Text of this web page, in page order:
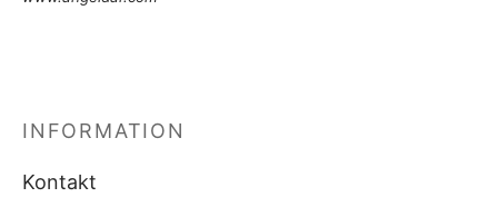
INFORMATION
Kontakt